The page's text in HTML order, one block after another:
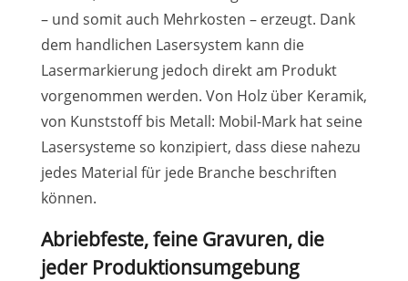
– und somit auch Mehrkosten – erzeugt. Dank
dem handlichen Lasersystem kann die
Lasermarkierung jedoch direkt am Produkt
vorgenommen werden. Von Holz über Keramik,
von Kunststoff bis Metall: Mobil-Mark hat seine
Lasersysteme so konzipiert, dass diese nahezu
jedes Material für jede Branche beschriften
können.
Abriebfeste, feine Gravuren, die
jeder Produktionsumgebung